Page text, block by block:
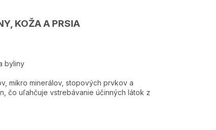
KOŽA A PRSIA
byliny
mikro minerálov, stopových prvkov a
čo uľahčuje vstrebávanie účinných látok z